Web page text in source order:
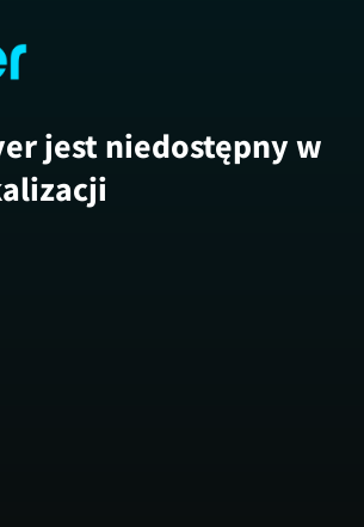
jest niedostępny w